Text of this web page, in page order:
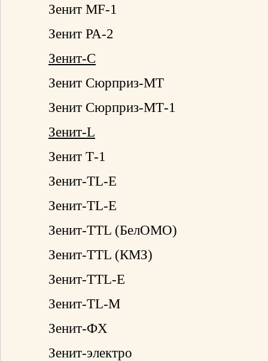
Зенит MF-1
Зенит РА-2
Зенит-С
Зенит Сюрприз-МТ
Зенит Сюрприз-МТ-1
Зенит-L
Зенит Т-1
Зенит-TL-E
Зенит-TL-E
Зенит-TTL (БелОМО)
Зенит-TTL (КМЗ)
Зенит-TTL-E
Зенит-TL-M
Зенит-ФХ
Зенит-электро